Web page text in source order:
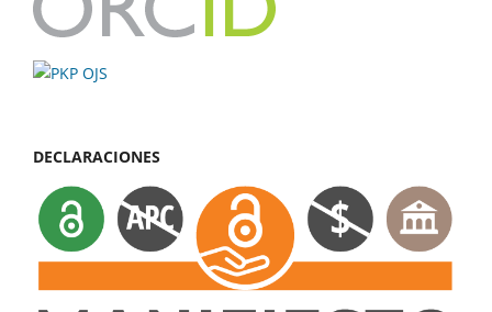
DECLARACIONES